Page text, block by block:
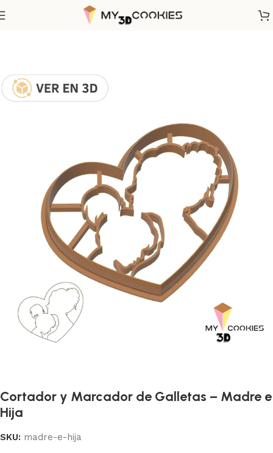
Fechas Calendarias Día de la Madre
Cortador y Marcador de Galletas – Madre e
Hija
SKU: madre-e-hija